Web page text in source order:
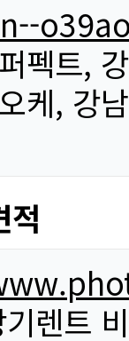
펙트,
케, 강
적
렌트